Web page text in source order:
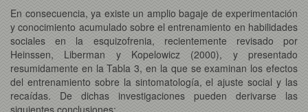
En consecuencia, ya existe un amplio bagaje de experimentación
y conocimiento acumulado sobre el entrenamiento en habilidades
sociales en la esquizofrenia, recientemente revisado por
Heinssen, Liberman y Kopelowicz (2000), y presentado
resumidamente en la Tabla 3, en la que se examinan los efectos
del entrenamiento sobre la sintomatología, el ajuste social y las
recaídas. De dichas investigaciones pueden derivarse las
siguientes conclusiones: